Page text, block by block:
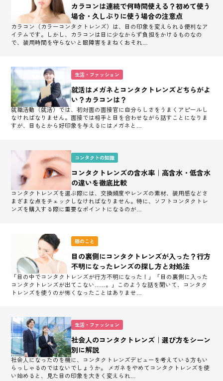
カラコンは連続で何時間使える？初めて使う
場合・久しぶりに使う場合の注意点
カラコン（カラーコンタクトレンズ）は、目の印象を変えられる便利なア
イテムです。しかし、カラコンは目に少なからず負担をかけるものなの
で、装用時間を守らないと眼障害をまねくおそれ…
生活・ファッション
就活はメガネとコンタクトレンズどちらがよ
い？カラコンは？
就職活動（就活）では、初対面の面接官に自分らしさをうまくアピールし
なければなりません。面接では相手と目を合わせながら話すことになりま
すが、目もとから好印象を与えるにはメガネと…
コンタクトの知識
コンタクトレンズの含水率｜高含水・低含水
の違いを徹底比較
コンタクトレンズを選ぶ際には、交換頻度やレンズの素材、装用感などさ
まざまな点をチェックしなければなりません。特に、ソフトコンタクトレ
ンズを購入する際に重要なポイントになるのが…
眼のこと
目の裏側にコンタクトレンズが入った？行方
不明になったレンズの探し方と対処法
「目の中でコンタクトレンズが行方不明になった！」「目の裏側に入った
コンタクトレンズが出てこない……。」このような話を聞いて、コンタク
トレンズを使うのが怖くなったことはありませ…
生活・ファッション
社会人のコンタクトレンズ｜選び方をシーン
別に解説
社会人になったのを機に、コンタクトレンズデビューを考えている方もい
らっしゃるのではないでしょうか。 メガネをやめてコンタクトレンズを使
い始めると、見た目の印象を大きく変えられ…